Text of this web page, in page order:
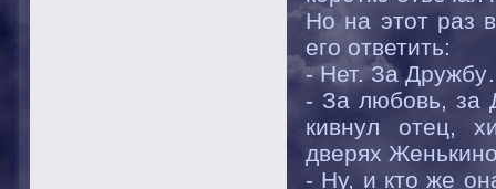
Но на этот раз
его ответить:
- Нет. За
- За любовь, за
кивнул отец,
дверях
- Ну, и кто же